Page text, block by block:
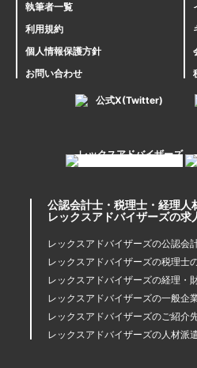
執筆者一覧
利用規約
個人情報保護方針
お問い合わせ
公式X(Twitter)
公認会計士・税理士・経理人
レックスアドバイザーズの求
レックスアドバイザーズの公認会
レックスアドバイザーズの税理士
レックスアドバイザーズの経理・
レックスアドバイザーズの一般企
レックスアドバイザーズのご紹介
レックスアドバイザーズの人材派